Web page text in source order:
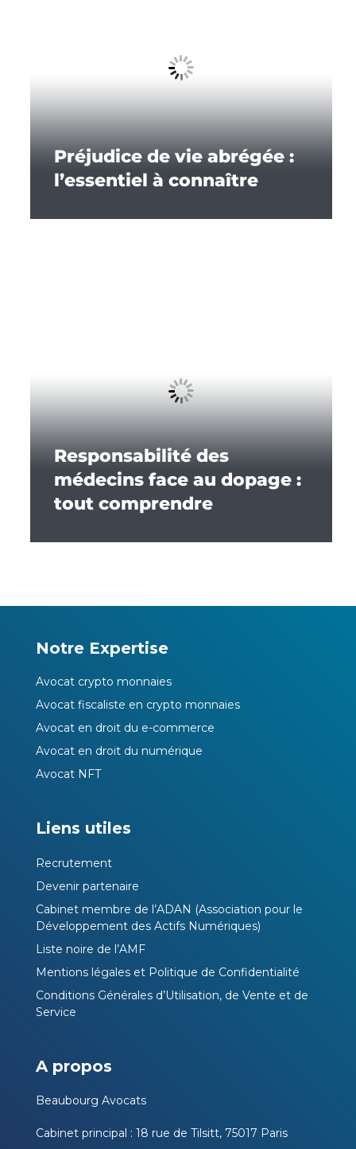
Préjudice de vie abrégée :
l’essentiel à connaître
Responsabilité des
médecins face au dopage :
tout comprendre
Notre Expertise
Avocat crypto monnaies
Avocat fiscaliste en crypto monnaies
Avocat en droit du e-commerce
Avocat en droit du numérique
Avocat NFT
Liens utiles
Recrutement
Devenir partenaire
Cabinet membre de l’ADAN (Association pour le
Développement des Actifs Numériques)
Liste noire de l’AMF
Mentions légales et Politique de Confidentialité
Conditions Générales d’Utilisation, de Vente et de
Service
A propos
Beaubourg Avocats
Cabinet principal : 18 rue de Tilsitt, 75017 Paris